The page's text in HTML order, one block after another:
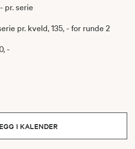
pr. serie
pr. kveld, 135, - for runde 2
-
I KALENDER